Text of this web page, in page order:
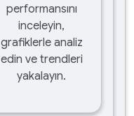
performansını
inceleyin,
grafiklerle analiz
edin ve trendleri
yakalayın.